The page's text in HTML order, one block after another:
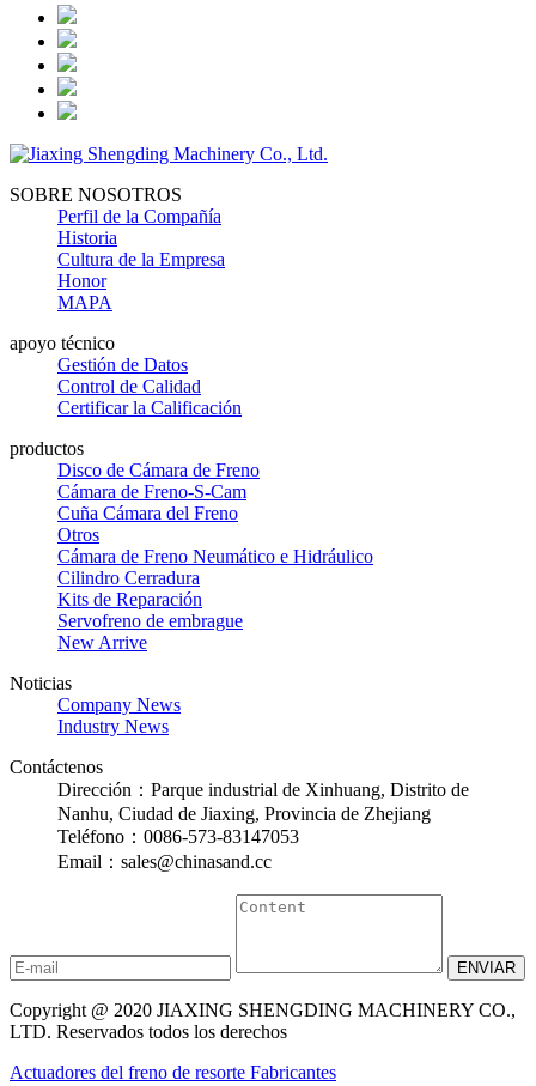
SOBRE NOSOTROS
Perfil de la Compañía
Historia
Cultura de la Empresa
Honor
MAPA
apoyo técnico
Gestión de Datos
Control de Calidad
Certificar la Calificación
productos
Disco de Cámara de Freno
Cámara de Freno-S-Cam
Cuña Cámara del Freno
Otros
Cámara de Freno Neumático e Hidráulico
Cilindro Cerradura
Kits de Reparación
Servofreno de embrague
New Arrive
Noticias
Company News
Industry News
Contáctenos
Dirección：Parque industrial de Xinhuang, Distrito de
Nanhu, Ciudad de Jiaxing, Provincia de Zhejiang
Teléfono：0086-573-83147053
Email：sales@chinasand.cc
Copyright @ 2020 JIAXING SHENGDING MACHINERY CO.,
LTD. Reservados todos los derechos
Actuadores del freno de resorte Fabricantes